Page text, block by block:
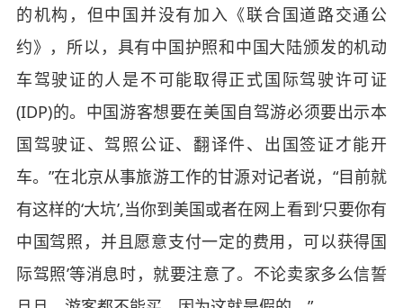
的机构，但中国并没有加入《联合国道路交通公
约》，所以，具有中国护照和中国大陆颁发的机动
车驾驶证的人是不可能取得正式国际驾驶许可证
(IDP)的。中国游客想要在美国自驾游必须要出示本
国驾驶证、驾照公证、翻译件、出国签证才能开
车。”在北京从事旅游工作的甘源对记者说，“目前就
有这样的‘大坑’,当你到美国或者在网上看到‘只要你有
中国驾照，并且愿意支付一定的费用，可以获得国
际驾照’等消息时，就要注意了。不论卖家多么信誓